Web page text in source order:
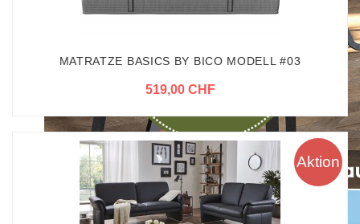
MATRATZE BASICS BY BICO MODELL #03
519,00 CHF
Aktion